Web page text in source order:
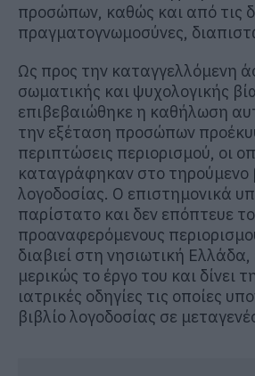
προσώπων, καθώς και από τις
πραγματογνωμοσύνες,
Ως προς την καταγγελλόμενη
σωματικής και ψυχολογικής
επιβεβαιώθηκε η καθήλωση
την εξέταση προσώπων
περιπτώσεις περιορισμού, οι
καταγράφηκαν στο τηρούμενο
λογοδοσίας. Ο επιστημονικά
παρίστατο και δεν επόπτευε
προαναφερόμενους
διαβιεί στη νησιωτική
μερικώς το έργο του και δίνει
ιατρικές οδηγίες τις οποίες
βιβλίο λογοδοσίας σε